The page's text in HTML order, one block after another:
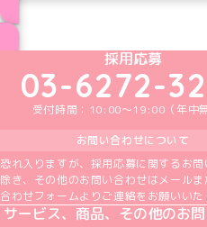
めいどりーみ
めいどり
採用応募
03-6272-
受付時間：10:00～19:00（年中無
お問い合わせについて
恐れ入りますが、採用応募に関するお問
除き、その他のお問い合わせはメールま
合わせフォームよりご連絡をお願いいた
サービス、商品、その他のお